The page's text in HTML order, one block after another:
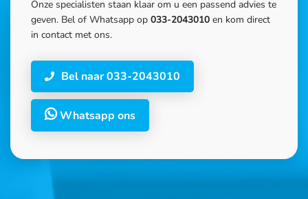
Onze specialisten staan klaar om u een passend advies te
geven. Bel of Whatsapp op 033-2043010 en kom direct
in contact met ons.
Bel naar 033-2043010
Whatsapp ons